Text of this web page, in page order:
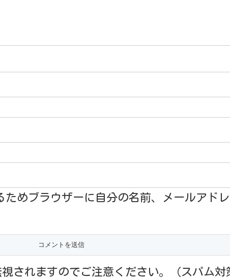
ためブラウザーに自分の名前、メールアド
されますのでご注意ください。（スパム対